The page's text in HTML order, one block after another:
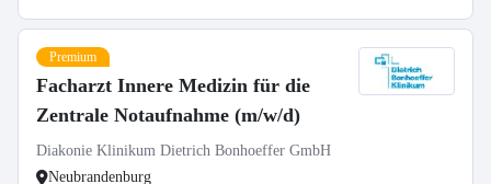
Premium
Facharzt Innere Medizin für die
Zentrale Notaufnahme (m/w/d)
Diakonie Klinikum Dietrich Bonhoeffer GmbH
Neubrandenburg